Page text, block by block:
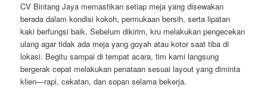
CV Bintang Jaya memastikan setiap meja yang disewakan
berada dalam kondisi kokoh, permukaan bersih, serta lipatan
kaki berfungsi baik. Sebelum dikirim, kru melakukan pengecekan
ulang agar tidak ada meja yang goyah atau kotor saat tiba di
lokasi. Begitu sampai di tempat acara, tim kami langsung
bergerak cepat melakukan penataan sesuai layout yang diminta
klien—rapi, cekatan, dan sopan selama bekerja.